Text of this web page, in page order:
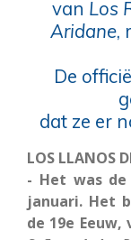
van Los
Aridane,
De
dat ze er
LOS LLANOS
- Het was de
januari. Het
de 19e